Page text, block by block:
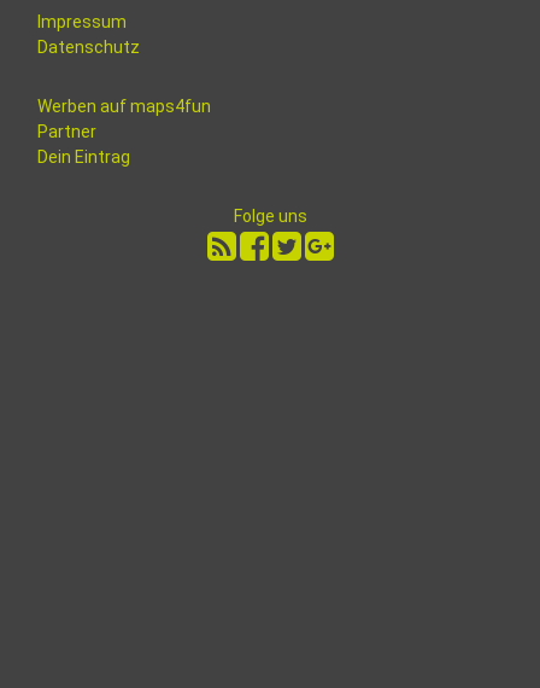
Impressum
Datenschutz
Werben auf maps4fun
Partner
Dein Eintrag
Folge uns